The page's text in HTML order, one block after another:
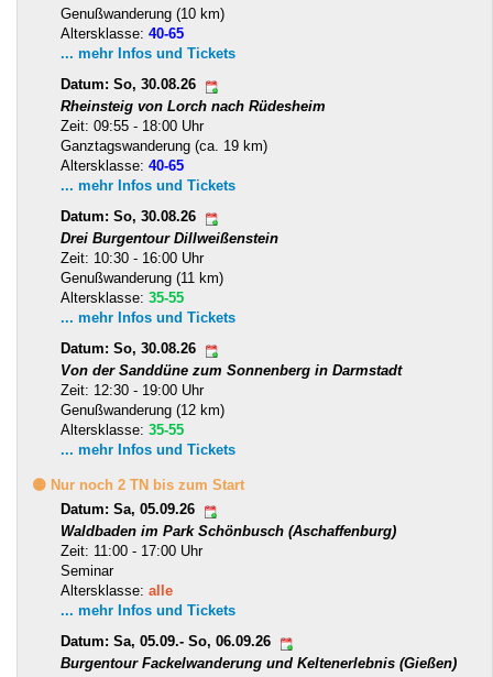
Genußwanderung (10 km)
Altersklasse: 40-65
... mehr Infos und Tickets
Datum: So, 30.08.26
Rheinsteig von Lorch nach Rüdesheim
Zeit: 09:55 - 18:00 Uhr
Ganztagswanderung (ca. 19 km)
Altersklasse: 40-65
... mehr Infos und Tickets
Datum: So, 30.08.26
Drei Burgentour Dillweißenstein
Zeit: 10:30 - 16:00 Uhr
Genußwanderung (11 km)
Altersklasse: 35-55
... mehr Infos und Tickets
Datum: So, 30.08.26
Von der Sanddüne zum Sonnenberg in Darmstadt
Zeit: 12:30 - 19:00 Uhr
Genußwanderung (12 km)
Altersklasse: 35-55
... mehr Infos und Tickets
🟡 Nur noch 2 TN bis zum Start
Datum: Sa, 05.09.26
Waldbaden im Park Schönbusch (Aschaffenburg)
Zeit: 11:00 - 17:00 Uhr
Seminar
Altersklasse: alle
... mehr Infos und Tickets
Datum: Sa, 05.09.- So, 06.09.26
Burgentour Fackelwanderung und Keltenerlebnis (Gießen)